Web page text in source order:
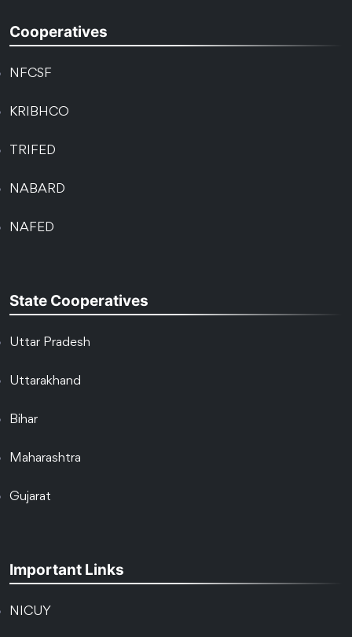
Cooperatives
NFCSF
KRIBHCO
TRIFED
NABARD
NAFED
State Cooperatives
Uttar Pradesh
Uttarakhand
Bihar
Maharashtra
Gujarat
Important Links
NICUY